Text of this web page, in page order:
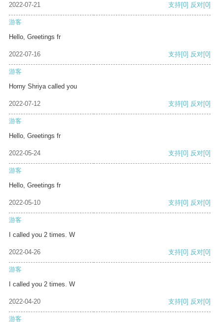
2022-07-21 支持[0] 反对[0]
游客
Hello, Greetings fr
2022-07-16 支持[0] 反对[0]
游客
Horny Shriya called you
2022-07-12 支持[0] 反对[0]
游客
Hello, Greetings fr
2022-05-24 支持[0] 反对[0]
游客
Hello, Greetings fr
2022-05-10 支持[0] 反对[0]
游客
I called you 2 times. W
2022-04-26 支持[0] 反对[0]
游客
I called you 2 times. W
2022-04-20 支持[0] 反对[0]
游客